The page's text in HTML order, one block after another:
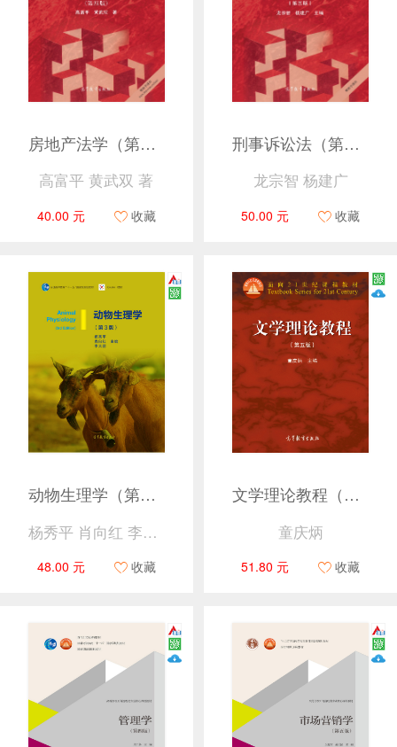
房地产法学（第四版）
高富平 黄武双 著
40.00 元 收藏
刑事诉讼法（第五版）
龙宗智 杨建广
50.00 元 收藏
动物生理学（第3版）
杨秀平 肖向红 李大鹏
48.00 元 收藏
文学理论教程（第五版）
童庆炳
51.80 元 收藏